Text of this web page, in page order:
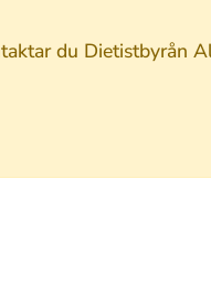
du Dietistbyrån